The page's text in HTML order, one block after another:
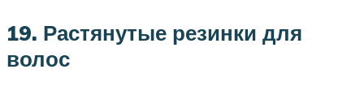
19. Растянутые резинки для
волос